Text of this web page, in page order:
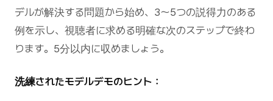
デルが解決する問題から始め、3〜5つの説得力のある
例を示し、視聴者に求める明確な次のステップで終わ
ります。5分以内に収めましょう。
洗練されたモデルデモのヒント：